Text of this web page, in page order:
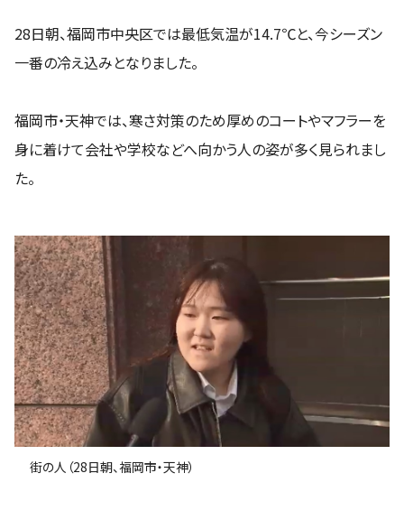
28日朝、福岡市中央区では最低気温が14.7℃と、今シーズン
一番の冷え込みとなりました。
福岡市・天神では、寒さ対策のため厚めのコートやマフラーを
身に着けて会社や学校などへ向かう人の姿が多く見られまし
た。
街の人（28日朝、福岡市・天神）